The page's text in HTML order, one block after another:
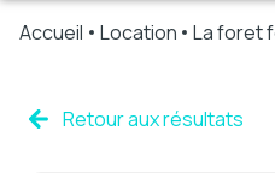
ventes
Accueil Location La foret
Retour aux résultats